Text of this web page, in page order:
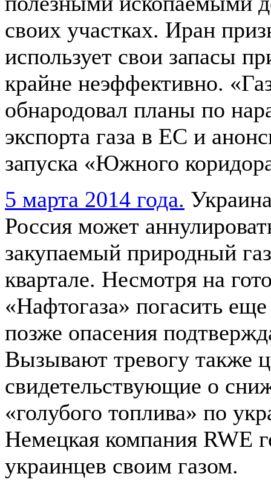
своих участках. Иран
использует свои запасы
крайне неэффективно.
обнародовал планы по
экспорта газа в ЕС и
запуска «Южного
5 марта 2014 года.
Россия может
закупаемый природный
квартале. Несмотря на
«Нафтогаза» погасить еще
позже опасения
Вызывают тревогу также
свидетельствующие о
«голубого топлива» по
Немецкая компания RWE
украинцев своим газом.